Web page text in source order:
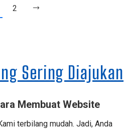
2
Sering Diajukan
Membuat Website
terbilang mudah. Jadi, Anda